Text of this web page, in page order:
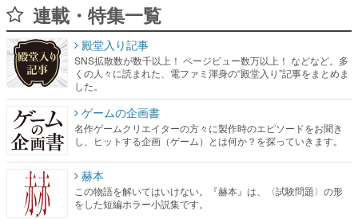
連載・特集一覧
殿堂入り記事
SNS拡散数が数千以上！ ページビュー数万以上！ などなど。多
くの人々に読まれた、電ファミ渾身の“殿堂入り”記事をまとめま
した。
ゲームの企画書
名作ゲームクリエイターの方々に製作時のエピソードをお聞き
し、ヒットする企画（ゲーム）とは何か？を探っていきます。
赫本
この物語を解いてはいけない。『赫本』は、〈試験問題〉の形
をした短編ホラー小説集です。